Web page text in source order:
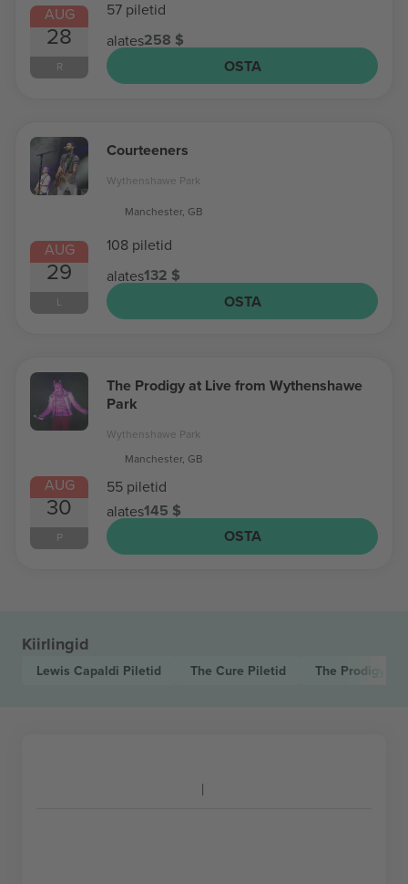
AUG
28
R
57 piletid
alates258 $
OSTA
AUG
29
L
Courteeners
Wythenshawe Park
Manchester, GB
108 piletid
alates132 $
OSTA
AUG
30
P
The Prodigy at Live from Wythenshawe
Park
Wythenshawe Park
Manchester, GB
55 piletid
alates145 $
OSTA
Kiirlingid
Lewis Capaldi Piletid The Cure Piletid The Prodigy